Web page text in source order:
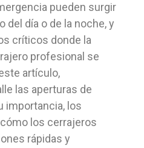
pueden surgir
del día o de la noche, y
críticos donde la
profesional se
artículo,
las aperturas de
importancia, los
los cerrajeros
rápidas y